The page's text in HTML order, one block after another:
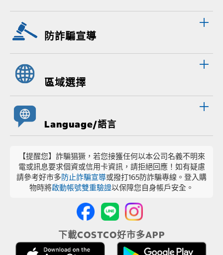
防詐騙宣導
區域選擇
Language/語言
【提醒您】詐騙猖獗，若您接獲任何以本公司名義不明來
電或訊息要求個資或信用卡資訊，請拒絕回應！如有疑慮
請參考好市多防止詐騙宣導或撥打165防詐騙專線。登入購
物時將啟動帳號雙重驗證以保障您自身帳戶安全。
下載COSTCO好市多APP